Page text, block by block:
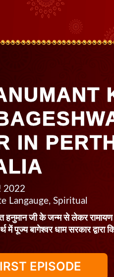
IN
2022
Langauge, Spiritual
हनुमान जी के जन्म से लेकर
में पूज्य बागेश्वर धाम सरकार द्वारा
EPISODE